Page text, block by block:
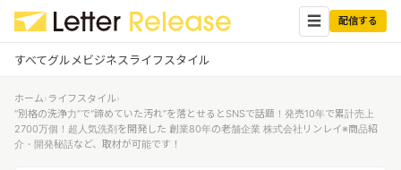
☰ 配信する
すべてグルメビジネスライフスタイル
ログイン ✕
ホーム›ライフスタイル›
“別格の洗浄力”で“諦めていた汚れ”を落とせるとSNSで話題！発売10年で累計売上
2700万個！超人気洗剤を開発した 創業80年の老舗企業 株式会社リンレイ※商品紹
介・開発秘話など、取材が可能です！